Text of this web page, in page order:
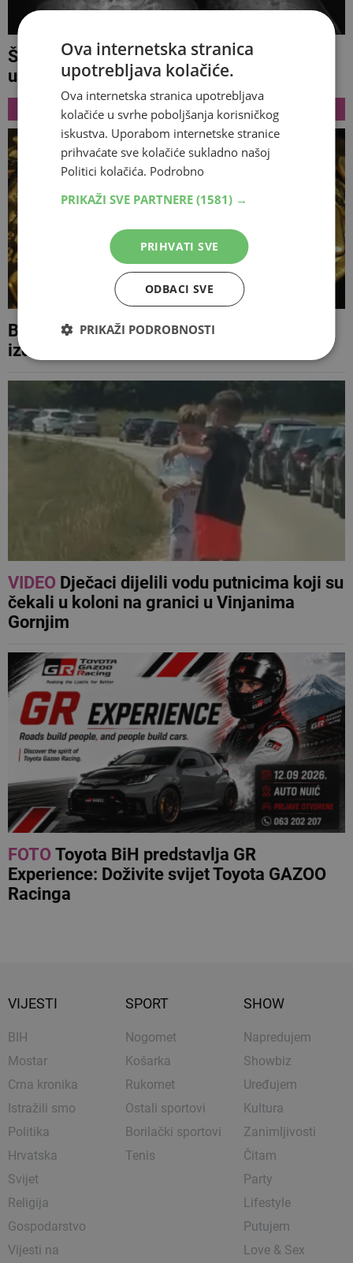
Šef stranačke mladeži: 'Djed mi je bio
ustaša, a baka partizanka'
NAJNOVIJE
Britanci iz starih mobitela i računala
izdvajaju zlato
VIDEODječaci dijelili vodu putnicima koji su
čekali u koloni na granici u Vinjanima
Gornjim
FOTOToyota BiH predstavlja GR
Experience: Doživite svijet Toyota GAZOO
Racinga
VIJESTI
BIH
Mostar
Crna kronika
Istražili smo
Politika
Hrvatska
Svijet
Religija
Gospodarstvo
Vijesti na
SPORT
Nogomet
Košarka
Rukomet
Ostali sportovi
Borilački sportovi
Tenis
SHOW
Napredujem
Showbiz
Uređujem
Kultura
Zanimljivosti
Čitam
Party
Lifestyle
Putujem
Love & Sex
Ova internetska stranica
upotrebljava kolačiće.
Ova internetska stranica upotrebljava
kolačiće u svrhe poboljšanja korisničkog
iskustva. Uporabom internetske stranice
prihvaćate sve kolačiće sukladno našoj
Politici kolačića. Podrobno
PRIKAŽI SVE PARTNERE (1581) →
PRIHVATI SVE
ODBACI SVE
PRIKAŽI PODROBNOSTI